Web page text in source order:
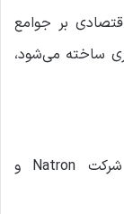
بر جوامع
ساخته می‌شود،
بررسی دقیق پروژه شرکت Natron و